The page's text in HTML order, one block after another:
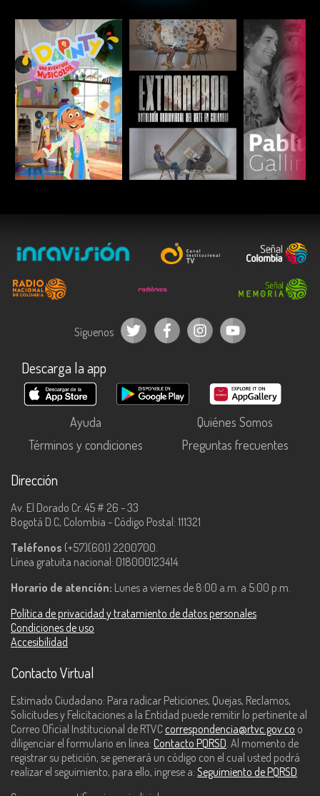
ESCUCHAR ESCUCHAR
Síguenos
Descarga la app
Ayuda
Quiénes Somos
Términos y condiciones
Preguntas frecuentes
Dirección
Av. El Dorado Cr. 45 # 26 - 33
Bogotá D.C, Colombia - Código Postal: 111321
Teléfonos (+57)(601) 2200700.
Línea gratuita nacional: 018000123414.
Horario de atención: Lunes a viernes de 8:00 a.m. a 5:00 p.m.
Política de privacidad y tratamiento de datos personales
Condiciones de uso
Accesibilidad
Contacto Virtual
Estimado Ciudadano: Para radicar Peticiones, Quejas, Reclamos,
Solicitudes y Felicitaciones a la Entidad puede remitir lo pertinente al
Correo Oficial Institucional de RTVC correspondencia@rtvc.gov.co o
diligenciar el formulario en línea: Contacto PQRSD. Al momento de
registrar su petición, se generará un código con el cual usted podrá
realizar el seguimiento, para ello, ingrese a: Seguimiento de PQRSD